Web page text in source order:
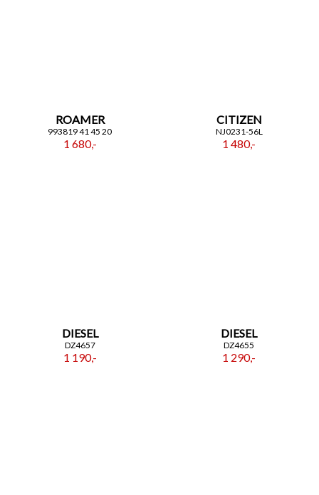
ROAMER
993819 41 45 20
1 680,-
CITIZEN
NJ0231-56L
1 480,-
DIESEL
DZ4657
1 190,-
DIESEL
DZ4655
1 290,-